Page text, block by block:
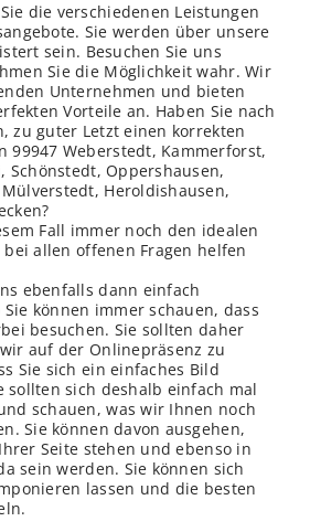
die verschiedenen Leistungen
Sie werden über unsere
sein. Besuchen Sie uns
Sie die Möglichkeit wahr. Wir
Unternehmen und bieten
Vorteile an. Haben Sie nach
zu guter Letzt einen korrekten
99947 Weberstedt, Kammerforst,
Schönstedt, Oppershausen,
Heroldishausen,
Fall immer noch den idealen
allen offenen Fragen helfen
ebenfalls dann einfach
können immer schauen, dass
besuchen. Sie sollten daher
auf der Onlinepräsenz zu
Sie sich ein einfaches Bild
sollten sich deshalb einfach mal
schauen, was wir Ihnen noch
Sie können davon ausgehen,
Seite stehen und ebenso in
sein werden. Sie können sich
lassen und die besten